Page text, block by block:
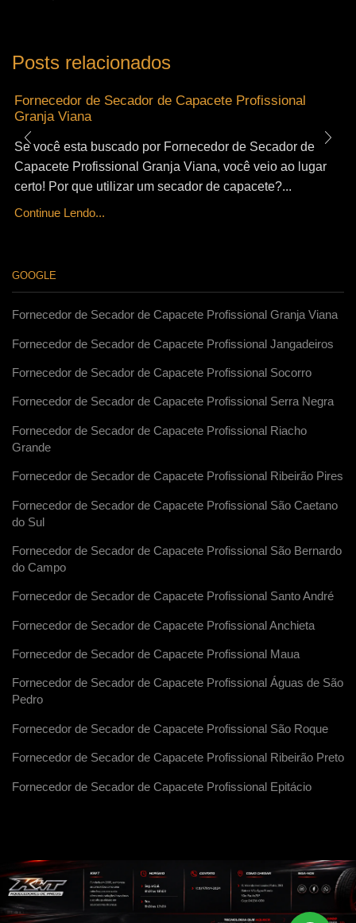
Posts relacionados
Fornecedor de Secador de Capacete Profissional
Granja Viana
Se você esta buscado por Fornecedor de Secador de
Capacete Profissional Granja Viana, você veio ao lugar
certo! Por que utilizar um secador de capacete?...
Continue Lendo...
GOOGLE
Fornecedor de Secador de Capacete Profissional Granja Viana
Fornecedor de Secador de Capacete Profissional Jangadeiros
Fornecedor de Secador de Capacete Profissional Socorro
Fornecedor de Secador de Capacete Profissional Serra Negra
Fornecedor de Secador de Capacete Profissional Riacho
Grande
Fornecedor de Secador de Capacete Profissional Ribeirão Pires
Fornecedor de Secador de Capacete Profissional São Caetano
do Sul
Fornecedor de Secador de Capacete Profissional São Bernardo
do Campo
Fornecedor de Secador de Capacete Profissional Santo André
Fornecedor de Secador de Capacete Profissional Anchieta
Fornecedor de Secador de Capacete Profissional Maua
Fornecedor de Secador de Capacete Profissional Águas de São
Pedro
Fornecedor de Secador de Capacete Profissional São Roque
Fornecedor de Secador de Capacete Profissional Ribeirão Preto
Fornecedor de Secador de Capacete Profissional Epitácio